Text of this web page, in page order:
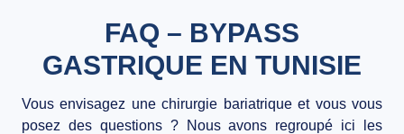
FAQ – BYPASS
GASTRIQUE EN TUNISIE
Vous envisagez une chirurgie bariatrique et vous vous
posez des questions ? Nous avons regroupé ici les